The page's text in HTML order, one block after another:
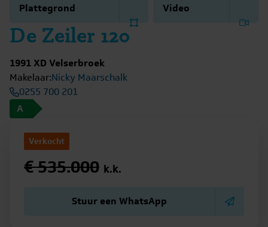
De Zeiler 120
1991 XD Velserbroek
Makelaar:Nicky Maarschalk
0255 700 201
A
Plattegrond Video
Verkocht
€ 535.000 k.k.
Stuur een WhatsApp